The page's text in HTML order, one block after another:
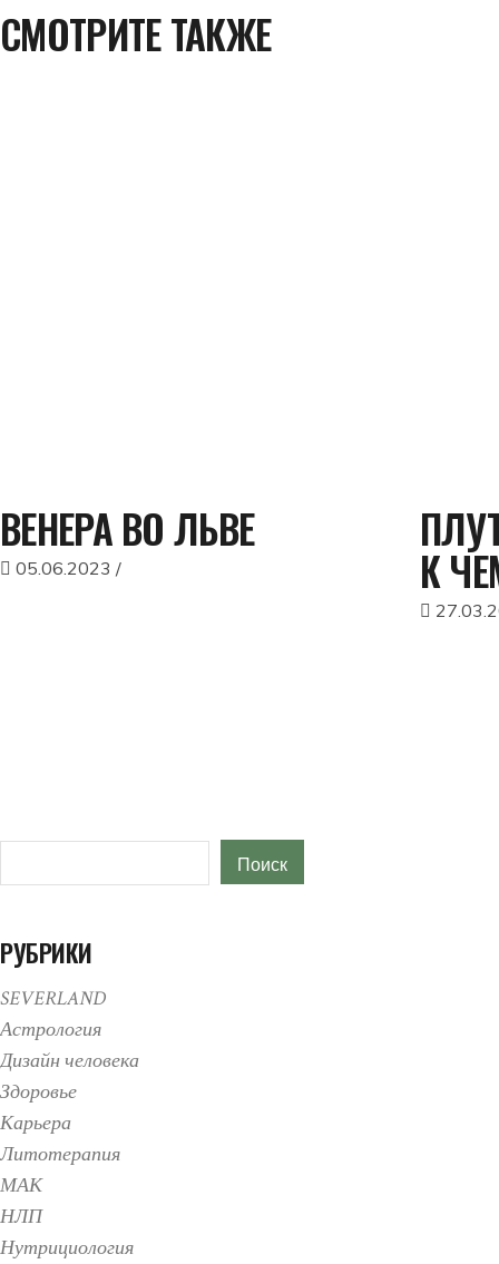
СМОТРИТЕ ТАКЖЕ
ВЕНЕРА ВО ЛЬВЕ
05.06.2023 К
Поиск
РУБРИКИ
SEVERLAND
Астрология
Дизайн человека
Здоровье
Карьера
Литотерапия
МАК
НЛП
Нутрициология